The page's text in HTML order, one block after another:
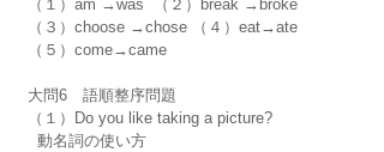
（１）am →was  （２）break →broke
（３）choose →chose （４）eat→ate
（５）come→came
大問6　語順整序問題
（１）Do you like taking a picture?
  動名詞の使い方